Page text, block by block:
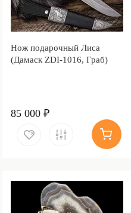
Нож подарочный Лиса
(Дамаск ZDI-1016, Граб)
85 000 ₽